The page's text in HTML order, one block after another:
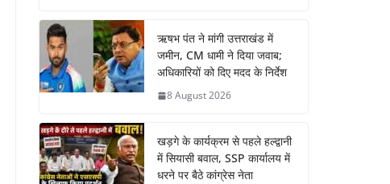
ऋषभ पंत ने मांगी उत्तराखंड में
जमीन, CM धामी ने दिया जवाब;
अधिकारियों को दिए मदद के निर्देश
8 August 2026
खड़गे के कार्यक्रम से पहले हल्द्वानी
में सियासी बवाल, SSP कार्यालय में
धरने पर बैठे कांग्रेस नेता